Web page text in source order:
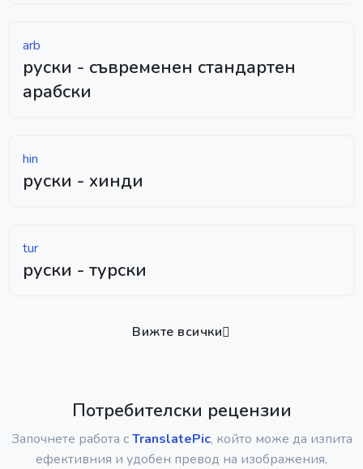
arb
руски - съвременен стандартен
арабски
hin
руски - хинди
tur
руски - турски
Вижте всички
Потребителски рецензии
Започнете работа сTranslatePic, който може да изпита
ефективния и удобен превод на изображения,